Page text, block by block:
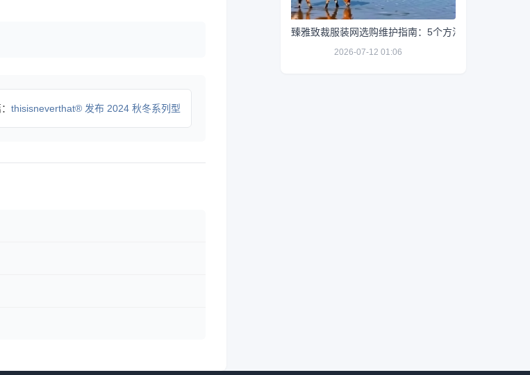
thisisneverthat® 发布 2024 秋冬系列型
臻雅致裁服装网选购维护指南：5个方法解决网购踩坑
2026-07-12 01:06